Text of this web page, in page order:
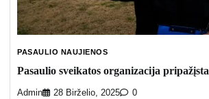
PASAULIO NAUJIENOS
Pasaulio sveikatos organizacija pripažįsta
Admin 28 Birželio, 2025 0